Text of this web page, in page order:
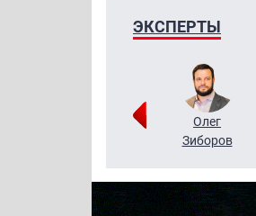
ЭКСПЕРТЫ
Григорий
Олег
Зиборов